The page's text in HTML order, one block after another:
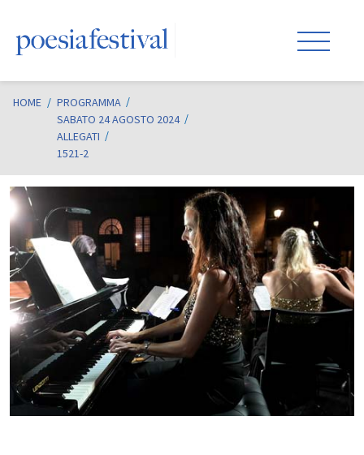
HOME / PROGRAMMA
SABATO 24 AGOSTO 2024
ALLEGATI
1521-2